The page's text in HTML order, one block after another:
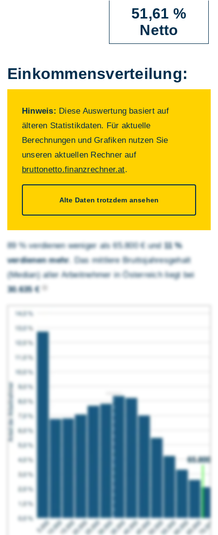
51,61 %
Netto
Einkommens­verteilung:
Hinweis: Diese Auswertung basiert auf
älteren Statistikdaten. Für aktuelle
Berechnungen und Grafiken nutzen Sie
unseren aktuellen Rechner auf
bruttonetto.finanzrechner.at.
Alte Daten trotzdem ansehen
89 % verdienen weniger als 65.800 € und 11 %
verdienen mehr . Das mittlere Brutto­jahres­gehalt
(Median) aller Arbeitnehmer in Österreich liegt bei
30.635 €